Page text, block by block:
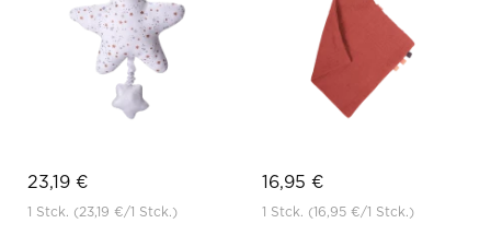
23,19 €
1 Stck. (23,19 €/1 Stck.)
16,95 €
1 Stck. (16,95 €/1 Stck.)